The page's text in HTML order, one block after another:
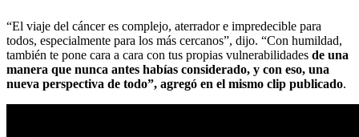
“El viaje del cáncer es complejo, aterrador e impredecible para
todos, especialmente para los más cercanos”, dijo. “Con humildad,
también te pone cara a cara con tus propias vulnerabilidades de una
manera que nunca antes habías considerado, y con eso, una
nueva perspectiva de todo”, agregó en el mismo clip publicado.